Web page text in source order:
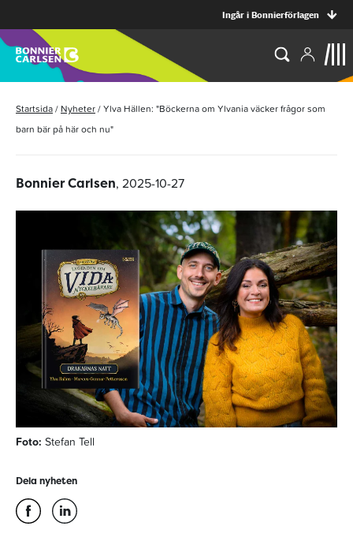
Ingår i Bonnierförlagen
Startsida/ Nyheter/Ylva Hällen: "Böckerna om Ylvania väcker frågor som
barn bär på här och nu"
Bonnier Carlsen, 2025-10-27
Foto: Stefan Tell
Dela nyheten